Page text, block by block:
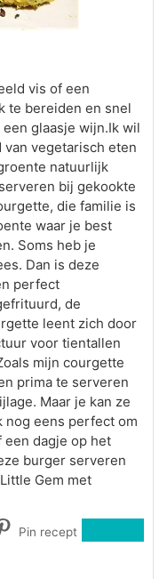
vis of een
te bereiden en snel
glaasje wijn.Ik wil
vegetarisch eten
natuurlijk
bij gekookte
die familie is
waar je best
Soms heb je
Dan is deze
perfect
de
leent zich door
voor tientallen
mijn courgette
prima te serveren
Maar je kan ze
nog eens perfect om
een dagje op het
burger serveren
Gem met
Pin recept